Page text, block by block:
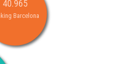
40.965
Barcelona